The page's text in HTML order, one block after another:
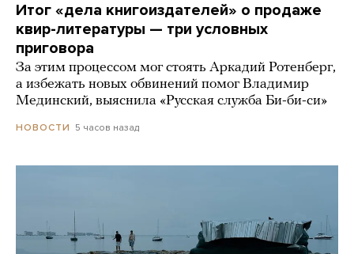
Итог «дела книгоиздателей» о продаже
квир-литературы — три условных
приговора
За этим процессом мог стоять Аркадий Ротенберг,
а избежать новых обвинений помог Владимир
Мединский, выяснила «Русская служба Би-би-си»
НОВОСТИ 5 часов назад